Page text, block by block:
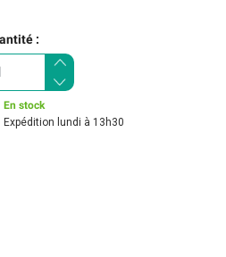
:
En stock
Expédition lundi à 13h30